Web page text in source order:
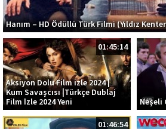
Hanım – HD Ödüllü Türk Filmi (Yıldız
01:45:14
Aksiyon Dolu Film izle 2024 |
Kum Savaşcısı |Türkçe Dublaj
Film İzle 2024 Yeni
Neşeli
01:46:54